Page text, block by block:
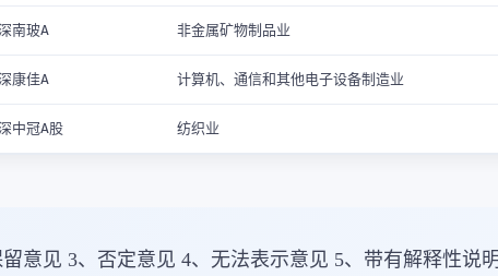
南玻A 非金属矿物制品业
康佳A 计算机、通信和其他电子设备制造业
中冠A股 纺织业
意见 3、否定意见 4、无法表示意见 5、带有解释性说